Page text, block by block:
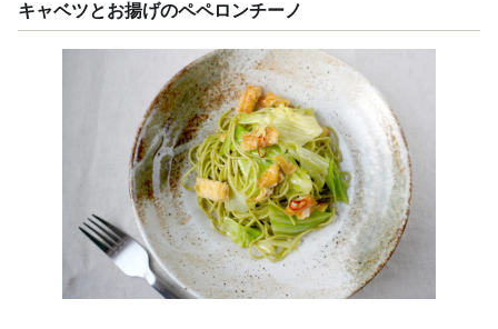
キャベツとお揚げのペペロンチーノ